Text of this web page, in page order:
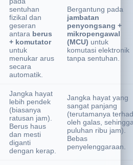
Bergantung
pada
sentuhan
fizikal dan
geseran
antaraberus
+ komutator
untuk
menukar arus
secara
Bergantung pada
jambatan
penyongsang +
mikropengawal
(MCU)untuk
komutasi elektronik
Jangka hayat
lebih pendek
(biasanya
ratusan jam).
Berus haus
dan mesti
diganti
Jangka hayat yang
sangat panjang
(terutamanya terhad
oleh galas,
puluhan ribu jam).
Bebas